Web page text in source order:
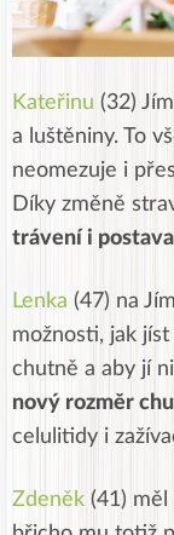
Kateřinu (32)
a luštěniny. To
neomezuje i
Díky změně
trávení i postava
Lenka (47) na
možnosti, jak
chutně a aby jí
nový rozměr
celulitidy i
Zdeněk (41) měl